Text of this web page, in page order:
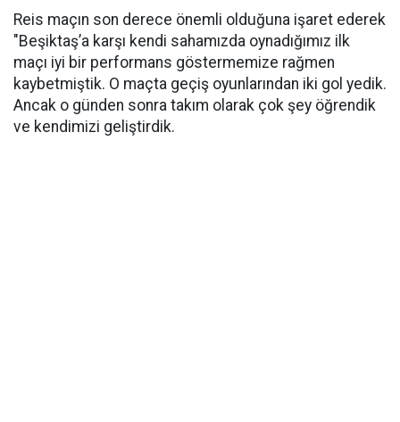
Reis maçın son derece önemli olduğuna işaret ederek
"Beşiktaş’a karşı kendi sahamızda oynadığımız ilk
maçı iyi bir performans göstermemize rağmen
kaybetmiştik. O maçta geçiş oyunlarından iki gol yedik.
Ancak o günden sonra takım olarak çok şey öğrendik
ve kendimizi geliştirdik.